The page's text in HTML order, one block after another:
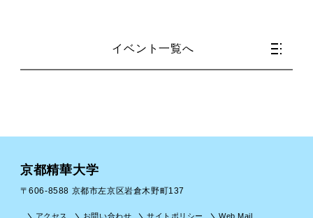
イベント一覧へ
京都精華大学
〒606-8588 京都市左京区岩倉木野町137
アクセス お問い合わせ サイトポリシー Web Mail